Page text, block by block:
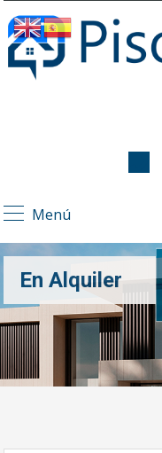
Menú
En Alquiler